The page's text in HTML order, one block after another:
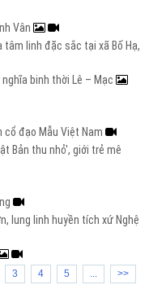
Vân
linh đặc sắc tại xã Bố Hạ,
binh thời Lê – Mạc
cổ đạo Mẫu Việt Nam
Bản thu nhỏ', giới trẻ mê
lung linh huyền tích xứ Nghệ
3 4 5 ... >>